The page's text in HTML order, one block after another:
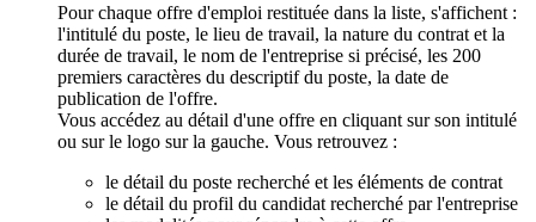
Pour chaque offre d'emploi restituée dans la liste, s'affichent :
l'intitulé du poste, le lieu de travail, la nature du contrat et la
durée de travail, le nom de l'entreprise si précisé, les 200
premiers caractères du descriptif du poste, la date de
publication de l'offre.
Vous accédez au détail d'une offre en cliquant sur son intitulé
ou sur le logo sur la gauche. Vous retrouvez :
le détail du poste recherché et les éléments de contrat
le détail du profil du candidat recherché par l'entreprise